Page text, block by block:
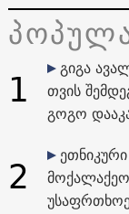
1
გიგა
თვის
გოგო
2